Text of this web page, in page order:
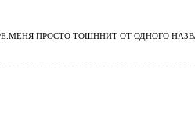
ПРОСТО ТОШННИТ ОТ ОДНОГО